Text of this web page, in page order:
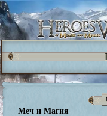
Меч и Магия